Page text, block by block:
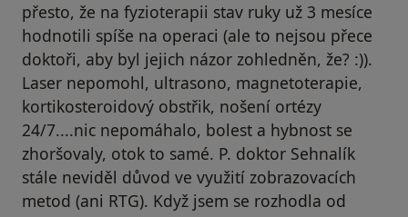
přesto, že na fyzioterapii stav ruky už 3 mesíce
hodnotili spíše na operaci (ale to nejsou přece
doktoři, aby byl jejich názor zohledněn, že? :)).
Laser nepomohl, ultrasono, magnetoterapie,
kortikosteroidový obstřik, nošení ortézy
24/7....nic nepomáhalo, bolest a hybnost se
zhoršovaly, otok to samé. P. doktor Sehnalík
stále neviděl důvod ve využití zobrazovacích
metod (ani RTG). Když jsem se rozhodla od